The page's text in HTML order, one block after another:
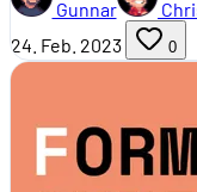
Gunnar
24. Feb. 2023
0